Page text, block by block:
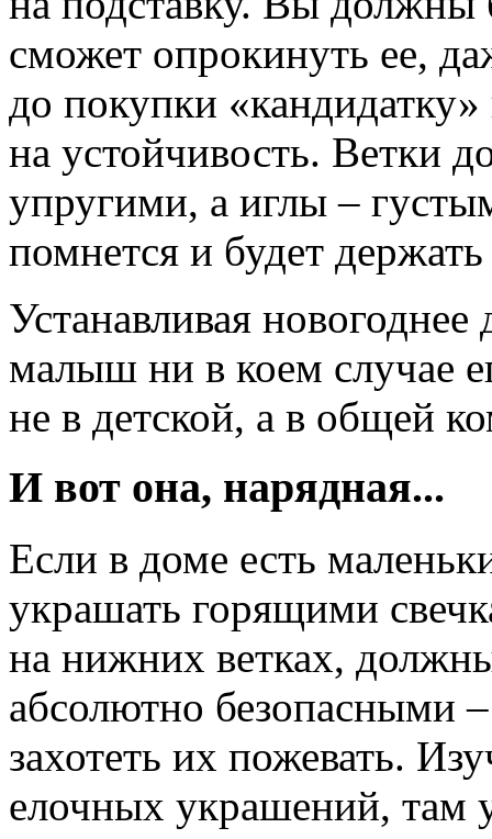
сможет опрокинуть ее,
до покупки
на устойчивость. Ветки
упругими, а иглы –
помнется и будет
Устанавливая
малыш ни в коем случае
не в детской, а в общей
И вот она, нарядная...
Если в доме есть
украшать горящими
на нижних ветках,
абсолютно безопасными
захотеть их пожевать.
елочных украшений, там